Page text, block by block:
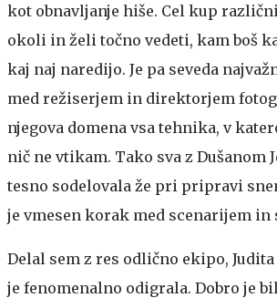
kot obnavljanje hiše. Cel kup
okoli in želi točno vedeti, kam boš
kaj naj naredijo. Je pa seveda
med režiserjem in direktorjem
njegova domena vsa tehnika, v
nič ne vtikam. Tako sva z Dušanom
tesno sodelovala že pri pripravi
je vmesen korak med scenarijem in
Delal sem z res odlično ekipo,
je fenomenalno odigrala. Dobro je